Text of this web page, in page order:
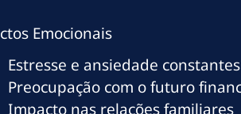
Emocionais
Estresse e ansiedade constantes
Preocupação com o futuro
Impacto nas relações familiares